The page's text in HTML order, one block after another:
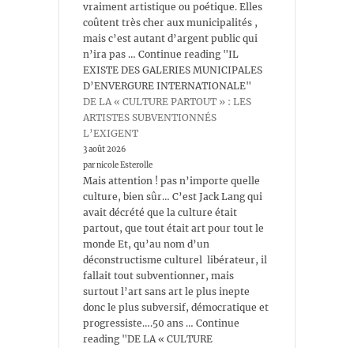
vraiment artistique ou poétique. Elles
coûtent très cher aux municipalités ,
mais c’est autant d’argent public qui
n’ira pas … Continue reading "IL
EXISTE DES GALERIES MUNICIPALES
D’ENVERGURE INTERNATIONALE"
DE LA « CULTURE PARTOUT » : LES
ARTISTES SUBVENTIONNÉS
L’EXIGENT
3 août 2026
par nicole Esterolle
Mais attention ! pas n’importe quelle
culture, bien sûr… C’est Jack Lang qui
avait décrété que la culture était
partout, que tout était art pour tout le
monde Et, qu’au nom d’un
déconstructisme culturel libérateur, il
fallait tout subventionner, mais
surtout l’art sans art le plus inepte
donc le plus subversif, démocratique et
progressiste….50 ans … Continue
reading "DE LA « CULTURE